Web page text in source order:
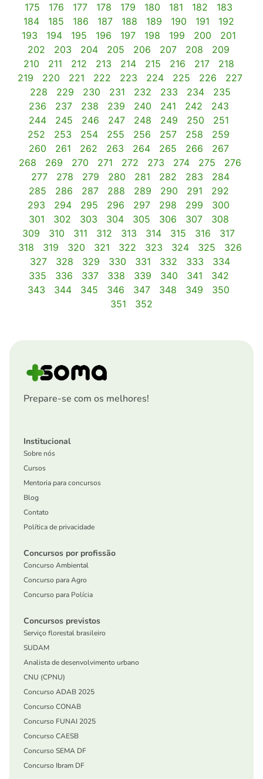
175
176 177 178 179 180 181 182
183
184
185 186 187 188 189 190 191
192
193
194 195 196 197 198 199 200
201
202
203 204 205 206 207 208
209
210
211 212 213 214 215 216 217
218
219
220 221 222 223 224 225 226
227
228
229 230 231 232 233 234
235
236
237 238 239 240 241 242
243
244
245 246 247 248 249 250
251
252
253 254 255 256 257 258
259
260
261 262 263 264 265 266
267
268
269 270 271 272 273 274 275
276
277
278 279 280 281 282 283
284
285
286 287 288 289 290 291
292
293
294 295 296 297 298 299
300
301
302 303 304 305 306 307
308
309
310 311 312 313 314 315 316
317
318
319 320 321 322 323 324 325
326
327
328 329 330 331 332 333
334
335
336 337 338 339 340 341
342
343
344 345 346 347 348 349
350
351
352
Prepare-se com os melhores!
Institucional
Sobre nós
Cursos
Mentoria para concursos
Blog
Contato
Política de privacidade
Concursos por profissão
Concurso Ambiental
Concurso para Agro
Concurso para Polícia
Concursos previstos
Serviço florestal brasileiro
SUDAM
Analista de desenvolvimento urbano
CNU (CPNU)
Concurso ADAB 2025
Concurso CONAB
Concurso FUNAI 2025
Concurso CAESB
Concurso SEMA DF
Concurso Ibram DF